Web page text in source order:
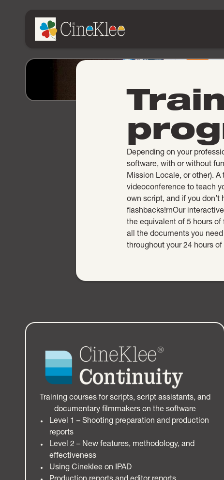
Depending on your
software, with or without
Mission Locale, or other).
videoconference to teach
own script, and if you
flashbacks!rnOur
the equivalent of 5 hours
all the documents you
throughout your 24 hours
Training courses for scripts, script assistants, and
documentary filmmakers on the software
Level 1 – Shooting preparation and production
reports
Level 2 – New features, methodology, and
effectiveness
Using Cineklee on IPAD